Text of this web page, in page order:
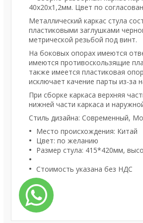
40х20х1,2мм. Цвет по
Металлический каркас стула
пластиковыми заглушками
метрической резьбой под винт.
На боковых опорах имеются
имеются противоскользящие
также имеется пластиковая
исключает качение парты из-за
При сборке каркаса верхняя
нижней части каркаса и
Стиль дизайна: Современный,
Место происхождения: Китай
Цвет: по желанию
Размер стула: 415*420мм,
Стоимость указана без НДС